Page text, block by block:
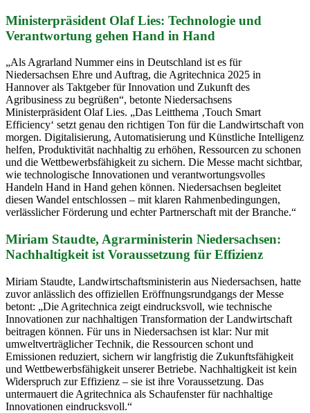
Ministerpräsident Olaf Lies: Technologie und
Verantwortung gehen Hand in Hand
„Als Agrarland Nummer eins in Deutschland ist es für
Niedersachsen Ehre und Auftrag, die Agritechnica 2025 in
Hannover als Taktgeber für Innovation und Zukunft des
Agribusiness zu begrüßen“, betonte Niedersachsens
Ministerpräsident Olaf Lies. „Das Leitthema ‚Touch Smart
Efficiency‘ setzt genau den richtigen Ton für die Landwirtschaft von
morgen. Digitalisierung, Automatisierung und Künstliche Intelligenz
helfen, Produktivität nachhaltig zu erhöhen, Ressourcen zu schonen
und die Wettbewerbsfähigkeit zu sichern. Die Messe macht sichtbar,
wie technologische Innovationen und verantwortungsvolles
Handeln Hand in Hand gehen können. Niedersachsen begleitet
diesen Wandel entschlossen – mit klaren Rahmenbedingungen,
verlässlicher Förderung und echter Partnerschaft mit der Branche.“
Miriam Staudte, Agrarministerin Niedersachsen:
Nachhaltigkeit ist Voraussetzung für Effizienz
Miriam Staudte, Landwirtschaftsministerin aus Niedersachsen, hatte
zuvor anlässlich des offiziellen Eröffnungsrundgangs der Messe
betont: „Die Agritechnica zeigt eindrucksvoll, wie technische
Innovationen zur nachhaltigen Transformation der Landwirtschaft
beitragen können. Für uns in Niedersachsen ist klar: Nur mit
umweltverträglicher Technik, die Ressourcen schont und
Emissionen reduziert, sichern wir langfristig die Zukunftsfähigkeit
und Wettbewerbsfähigkeit unserer Betriebe. Nachhaltigkeit ist kein
Widerspruch zur Effizienz – sie ist ihre Voraussetzung. Das
untermauert die Agritechnica als Schaufenster für nachhaltige
Innovationen eindrucksvoll.“